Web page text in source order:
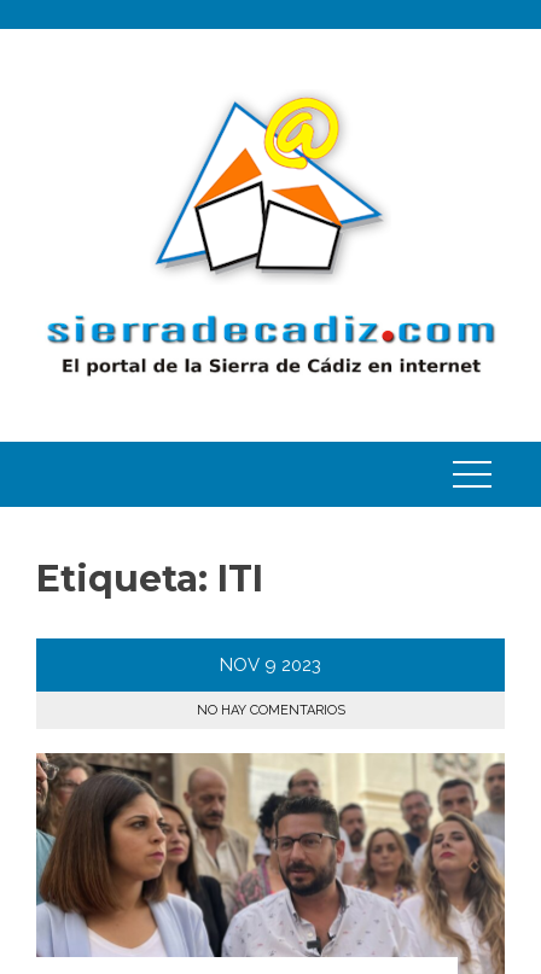
Etiqueta: ITI
NOV 9 2023
NO HAY COMENTARIOS